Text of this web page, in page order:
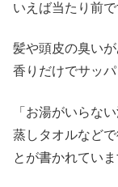
いえば当たり前で
髪や頭皮の臭い
香りだけでサッパ
「お湯がいらな
蒸しタオルなど
とが書かれていま